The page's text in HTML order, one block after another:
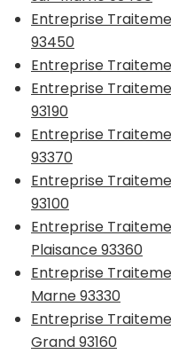
Entreprise
93450
Entreprise
Entreprise
93190
Entreprise
93370
Entreprise
93100
Entreprise
Plaisance 93360
Entreprise
Marne 93330
Entreprise
Grand 93160